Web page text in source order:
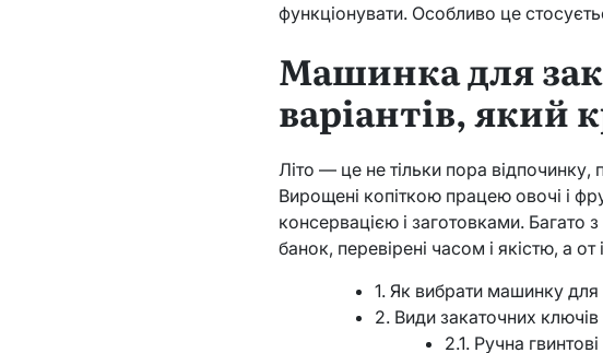
функціонувати. Особливо це
Машинка для
варіантів, який
Літо — це не тільки пора відпочинку,
Вирощені копіткою працею овочі і
консервацією і заготовками.
банок, перевірені часом і якістю, а
1. Як вибрати машинку
2. Види закаточних ключів
2.1. Ручна